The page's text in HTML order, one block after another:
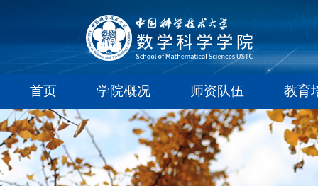
首页 学院概况 师资队伍 教育